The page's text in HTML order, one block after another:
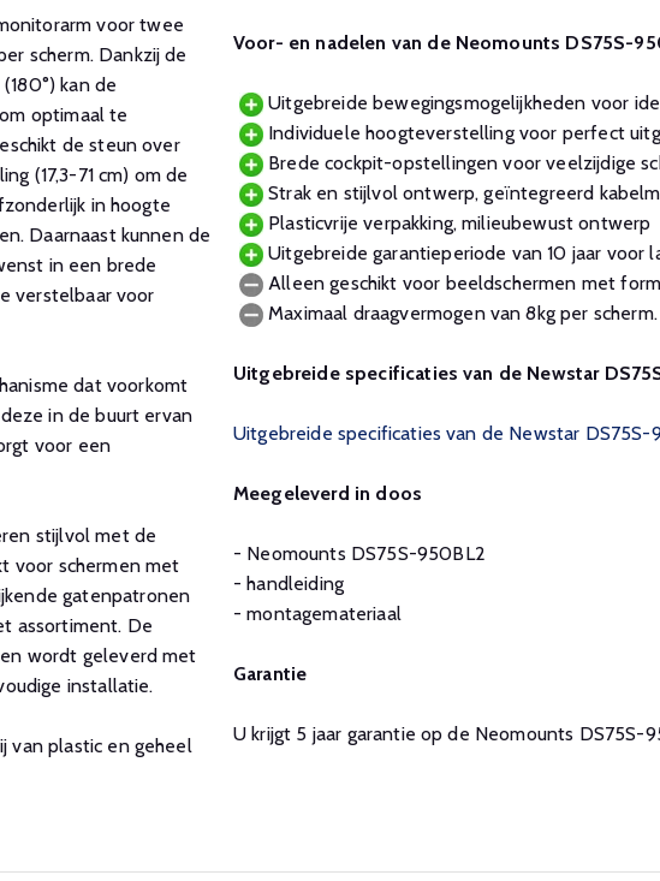
voor twee
scherm. Dankzij de
kan de
optimaal te
de steun over
(17,3-71 cm) om de
in hoogte
Daarnaast kunnen de
in een brede
verstelbaar voor
dat voorkomt
in de buurt ervan
voor een
stijlvol met de
voor schermen met
gatenpatronen
assortiment. De
wordt geleverd met
installatie.
van plastic en geheel
Voor- en nadelen van de Neomounts DS75S-
Uitgebreide bewegingsmogelijkheden voor
Individuele hoogteverstelling voor perfect
Brede cockpit-opstellingen voor veelzijdige
Strak en stijlvol ontwerp, geïntegreerd
Plasticvrije verpakking, milieubewust ontwerp
Uitgebreide garantieperiode van 10 jaar voor
Alleen geschikt voor beeldschermen met
Maximaal draagvermogen van 8kg per scherm.
Uitgebreide specificaties van de Newstar
Uitgebreide specificaties van de Newstar DS75S-
Meegeleverd in doos
- Neomounts DS75S-950BL2
- handleiding
- montagemateriaal
Garantie
U krijgt 5 jaar garantie op de Neomounts DS75S-